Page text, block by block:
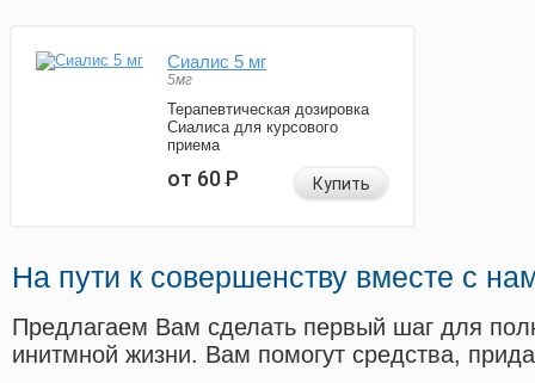
Сиалис 5 мг
5мг
Терапевтическая дозировка
Сиалиса для курсового
приема
от 60Р Купить
На пути к совершенству вместе с
Предлагаем Вам сделать первый шаг для
инитмной жизни. Вам помогут средства,